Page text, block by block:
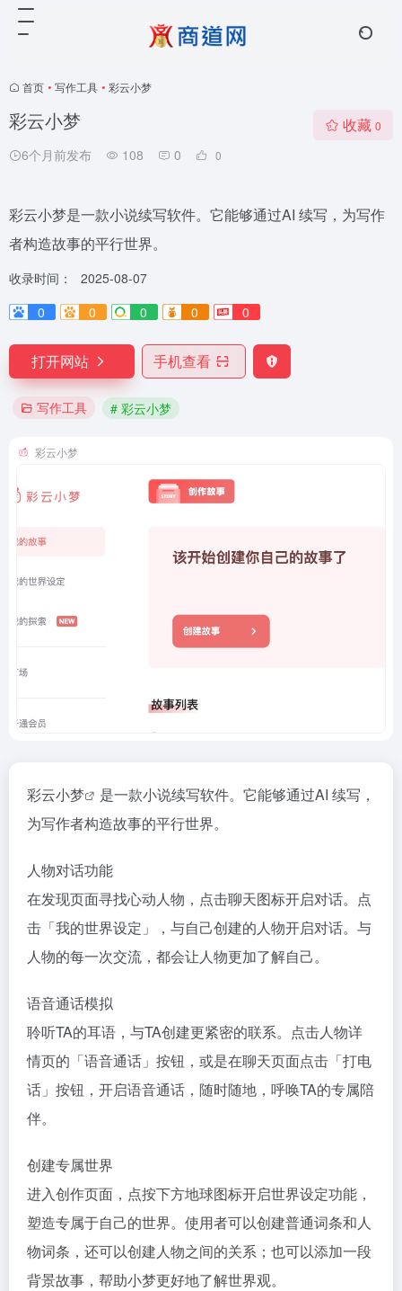
首页 • 写作工具 • 彩云小梦
彩云小梦
6个月前发布 108 0 0
收藏 0
彩云小梦是一款小说续写软件。它能够通过AI 续写，为写作
者构造故事的平行世界。
收录时间：
2025-08-07
0
0 0 0 0
打开网站 手机查看
写作工具 # 彩云小梦
彩云小梦
彩云小梦
是一款小说续写软件。它能够通过AI 续写，
为写作者构造故事的平行世界。
人物对话功能
在发现页面寻找心动人物，点击聊天图标开启对话。点
击「我的世界设定」，与自己创建的人物开启对话。与
人物的每一次交流，都会让人物更加了解自己。
语音通话模拟
聆听TA的耳语，与TA创建更紧密的联系。点击人物详
情页的「语音通话」按钮，或是在聊天页面点击「打电
话」按钮，开启语音通话，随时随地，呼唤TA的专属陪
伴。
创建专属世界
进入创作页面，点按下方地球图标开启世界设定功能，
塑造专属于自己的世界。使用者可以创建普通词条和人
物词条，还可以创建人物之间的关系；也可以添加一段
背景故事，帮助小梦更好地了解世界观。